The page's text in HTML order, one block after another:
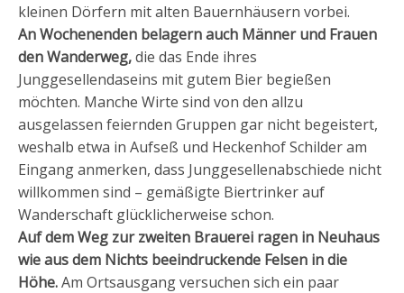
kleinen Dörfern mit alten Bauernhäusern vorbei.
An Wochenenden belagern auch Männer und Frauen
den Wanderweg,die das Ende ihres
Junggesellendaseins mit gutem Bier begießen
möchten. Manche Wirte sind von den allzu
ausgelassen feiernden Gruppen gar nicht begeistert,
weshalb etwa in Aufseß und Heckenhof Schilder am
Eingang anmerken, dass Junggesellenabschiede nicht
willkommen sind – gemäßigte Biertrinker auf
Wanderschaft glücklicherweise schon.
Auf dem Weg zur zweiten Brauerei ragen in Neuhaus
wie aus dem Nichts beeindruckende Felsen in die
Höhe.Am Ortsausgang versuchen sich ein paar